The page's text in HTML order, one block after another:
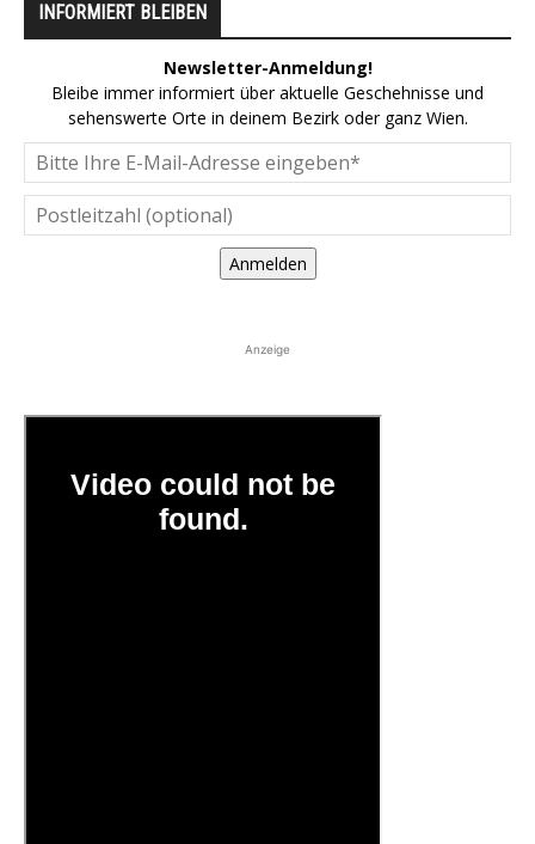
INFORMIERT BLEIBEN
Newsletter-Anmeldung!
Bleibe immer informiert über aktuelle Geschehnisse und
sehenswerte Orte in deinem Bezirk oder ganz Wien.
Anmelden
Anzeige